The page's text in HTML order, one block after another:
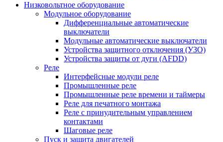
Низковольтное оборудование
Модульное оборудование
Дифференциальные автоматические
выключатели
Модульные автоматические выключатели
Устройства защитного отключения (УЗО)
Устройства защиты от дуги (AFDD)
Реле
Интерфейсные модули реле
Промышленные реле
Промышленные реле времени и таймеры
Реле для печатного монтажа
Реле с принудительным управлением
контактами
Шаговые реле
Пуск и защита двигателей